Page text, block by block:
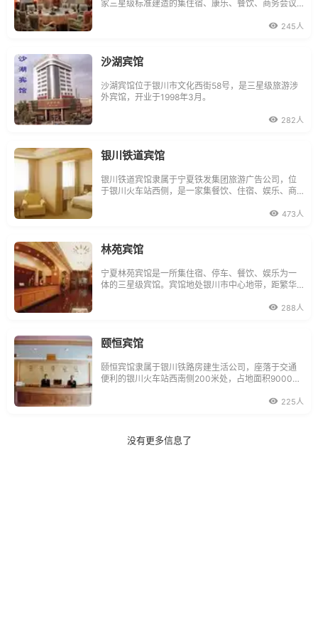
家三星级标准建造的集住宿、康乐、餐饮、商务会议
245人
沙湖宾馆
沙湖宾馆位于银川市文化西街58号，是三星级旅游涉
外宾馆，开业于1998年3月。
282人
银川铁道宾馆
银川铁道宾馆隶属于宁夏铁发集团旅游广告公司，位
于银川火车站西侧，是一家集餐饮、住宿、娱乐、商
473人
林苑宾馆
宁夏林苑宾馆是一所集住宿、停车、餐饮、娱乐为一
体的三星级宾馆。宾馆地处银川市中心地带，距繁华
288人
颐恒宾馆
颐恒宾馆隶属于银川铁路房建生活公司，座落于交通
便利的银川火车站西南侧200米处，占地面积9000平
225人
没有更多信息了